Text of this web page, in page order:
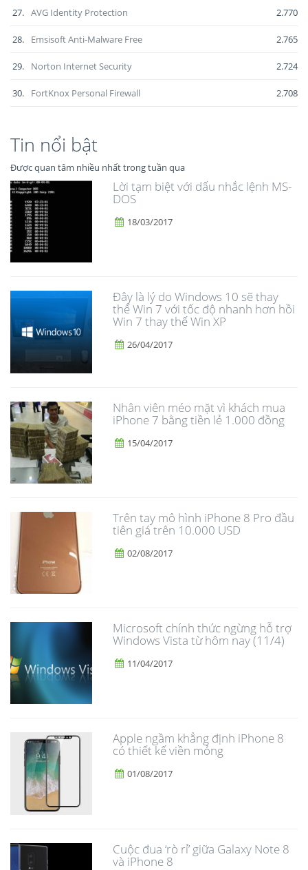
27. AVG Identity Protection 2.770
28. Emsisoft Anti-Malware Free 2.765
29. Norton Internet Security 2.724
30. FortKnox Personal Firewall 2.708
Tin nổi bật
Được quan tâm nhiều nhất trong tuần qua
Lời tạm biệt với dấu nhắc lệnh MS-
DOS
18/03/2017
Đây là lý do Windows 10 sẽ thay
thế Win 7 với tốc độ nhanh hơn hồi
Win 7 thay thế Win XP
26/04/2017
Nhân viên méo mặt vì khách mua
iPhone 7 bằng tiền lẻ 1.000 đồng
15/04/2017
Trên tay mô hình iPhone 8 Pro đầu
tiên giá trên 10.000 USD
02/08/2017
Microsoft chính thức ngừng hỗ trợ
Windows Vista từ hôm nay (11/4)
11/04/2017
Apple ngầm khẳng định iPhone 8
có thiết kế viền mỏng
01/08/2017
​Cuộc đua ‘rò rỉ’ giữa Galaxy Note 8
và iPhone 8